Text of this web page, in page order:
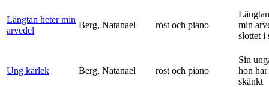
Längtan heter min
arvedel
Berg, Natanael röst och piano
min
slottet i
Ung kärlek Berg, Natanael röst och piano
Sin
hon
skänkt